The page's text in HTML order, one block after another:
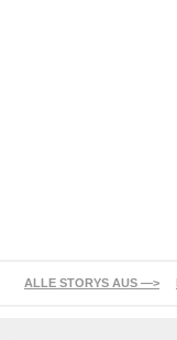
ALLE STORYS AUS —>